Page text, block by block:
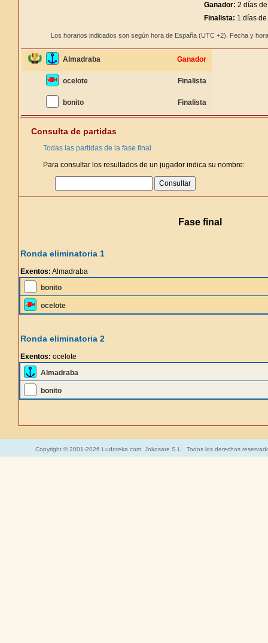
Ganador: 2 días
Finalista: 1 días
Los horarios indicados son según hora de España (UTC +2). Fecha y
Almadraba Ganador
ocelote Finalista
bonito Finalista
Consulta de partidas
Todas las partidas de la fase final
Para consultar los resultados de un jugador indica su nombre:
Fase final
Ronda eliminatoria 1
Exentos: Almadraba
bonito
ocelote
Ronda eliminatoria 2
Exentos: ocelote
Almadraba
bonito
Copyright © 2001-2026 Ludoteka.com Jokosare S.L. Todos los derechos